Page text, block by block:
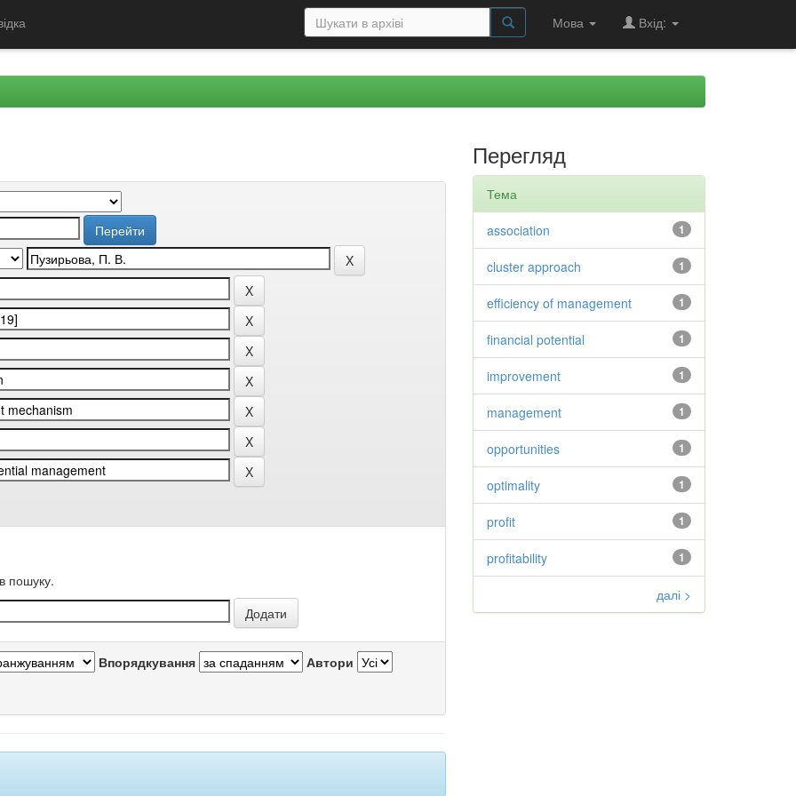
Мова Вхід:
пошуку.
Впорядкування Автори
Перегляд
Тема
1
association
1
cluster approach
1
efficiency of management
1
financial potential
1
improvement
1
management
1
opportunities
1
optimality
1
profit
1
profitability
далі >